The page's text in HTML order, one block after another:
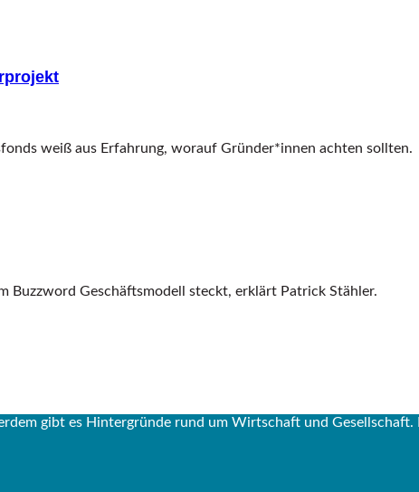
weiß aus Erfahrung, worauf Gründer*innen achten sollten.
Buzzword Geschäftsmodell steckt, erklärt Patrick Stähler.
gibt es Hintergründe rund um Wirtschaft und